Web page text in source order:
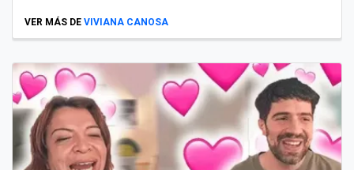
VER MÁS DE VIVIANA CANOSA